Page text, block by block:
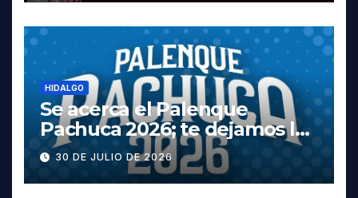
HIDALGO
Se acerca el Palenque
Pachuca 2026; te dejamos la
cartelera completa, las
fechas y los precios
30 DE JULIO DE 2026